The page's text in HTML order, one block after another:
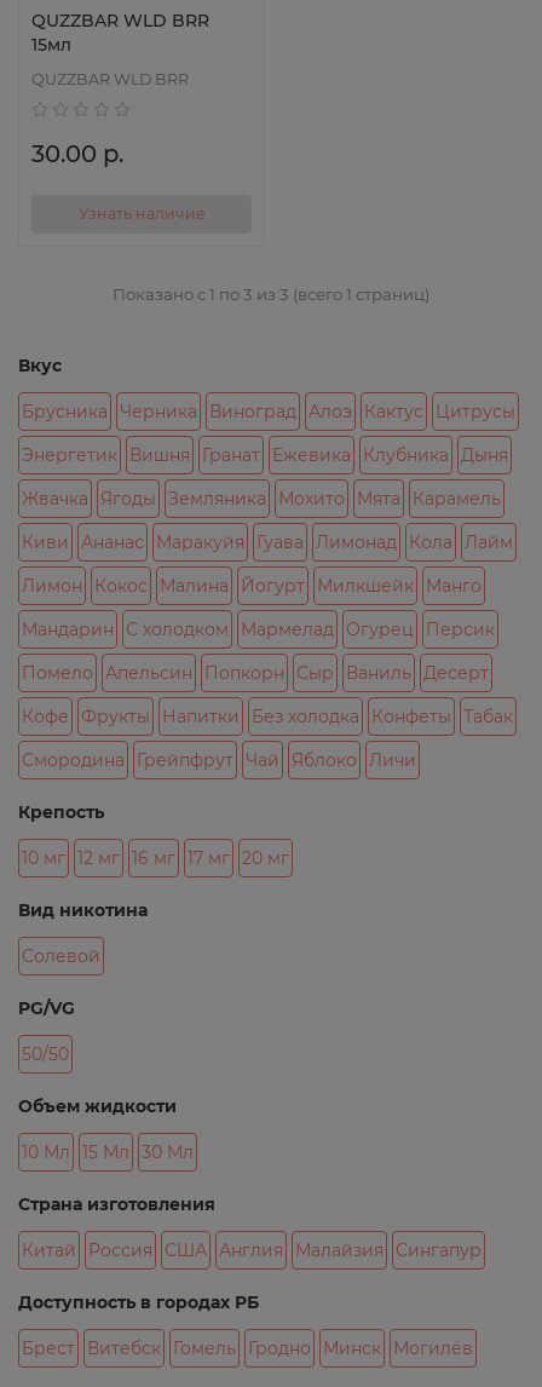
QUZZBAR WLD BRR
15мл
QUZZBAR WLD BRR
30.00 р.
Узнать наличие
Показано с 1 по 3 из 3 (всего 1 страниц)
Вкус
Брусника Черника Виноград Алоэ Кактус
Цитрусы
Энергетик
Вишня Гранат Ежевика Клубника
Дыня
Жвачка
Ягоды Земляника Мохито Мята
Карамель
Киви
Ананас Маракуйя Гуава Лимонад Кола
Лайм
Лимон
Кокос Малина Йогурт Милкшейк
Манго
Мандарин
С холодком Мармелад Огурец
Персик
Помело
Апельсин Попкорн Сыр Ваниль Десерт
Кофе
Фрукты Напитки Без холодка Конфеты
Табак
Смородина
Грейпфрут Чай Яблоко Личи
Крепость
10 мг 12 мг 16 мг 17 мг 20 мг
Вид никотина
Солевой
PG/VG
50/50
Объем жидкости
10 Мл 15 Мл 30 Мл
Страна изготовления
Китай Россия США Англия Малайзия Сингапур
Доступность в городах РБ
Брест Витебск Гомель Гродно Минск Могилёв